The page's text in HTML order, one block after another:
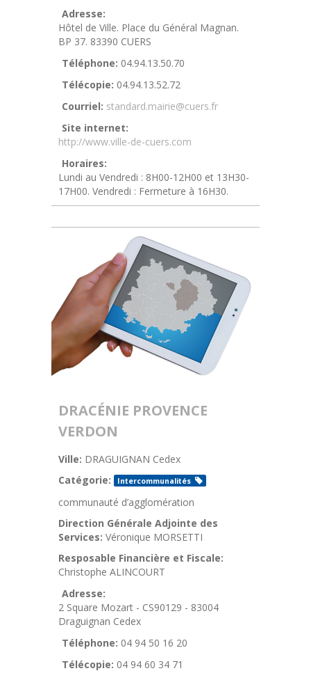
Adresse:
Hôtel de Ville. Place du Général Magnan.
BP 37. 83390 CUERS
Téléphone: 04.94.13.50.70
Télécopie: 04.94.13.52.72
Courriel: standard.mairie@cuers.fr
Site internet:
http://www.ville-de-cuers.com
Horaires:
Lundi au Vendredi : 8H00-12H00 et 13H30-
17H00. Vendredi : Fermeture à 16H30.
DRACÉNIE PROVENCE
VERDON
Ville: DRAGUIGNAN Cedex
Catégorie:
Intercommunalités
communauté d’agglomération
Direction Générale Adjointe des
Services: Véronique MORSETTI
Resposable Financière et Fiscale:
Christophe ALINCOURT
Adresse:
2 Square Mozart - CS90129 - 83004
Draguignan Cedex
Téléphone: 04 94 50 16 20
Télécopie: 04 94 60 34 71